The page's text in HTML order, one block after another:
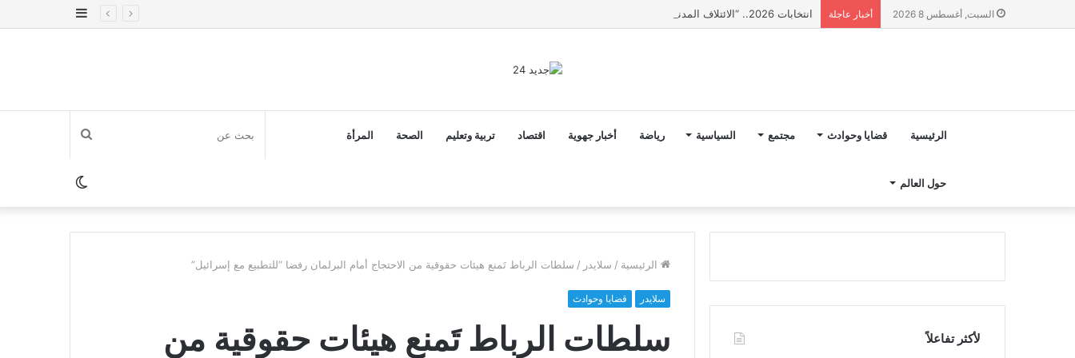
السبت, أغسطس 8 2026 أخبار عاجلة انتخابات 2026.. “الائتلاف المدني من أجل الجبل” يرفع عشرة مطالب أمام الأحزاب لإنصاف المناطق الجبلية
إضافة
الرئيسية قضايا وحوادث مجتمع السياسية رياضة أخبار جهوية اقتصاد تربية وتعليم الصحة المرأة
حول العالم
بحث
عنالوضع
المظلم
الرئيسية / سلايدر / سلطات الرباط تَمنع هيئات حقوقية من الاحتجاج أمام البرلمان رفضا “للتطبيع مع إسرائيل”
سلايدر قضايا وحوادث
سلطات الرباط تَمنع هيئات حقوقية من
لأكثر تفاعلاً